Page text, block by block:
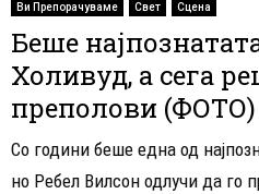
Ви Препорачуваме Свет Сцена
Беше
Холивуд, а сега
преполови (ФОТО)
Со години беше една од
но Ребел Вилсон одлучи да го